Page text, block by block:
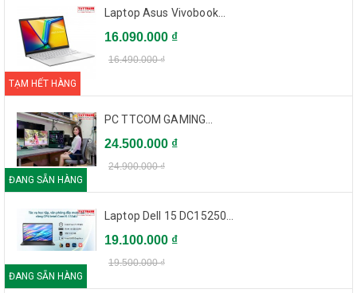
TẠM HẾT HÀNG
Laptop Asus Vivobook...
16.090.000 ₫
16.490.000 ₫
ĐANG SẴN HÀNG
PC TTCOM GAMING...
24.500.000 ₫
24.900.000 ₫
ĐANG SẴN HÀNG
Laptop Dell 15 DC15250...
19.100.000 ₫
19.500.000 ₫